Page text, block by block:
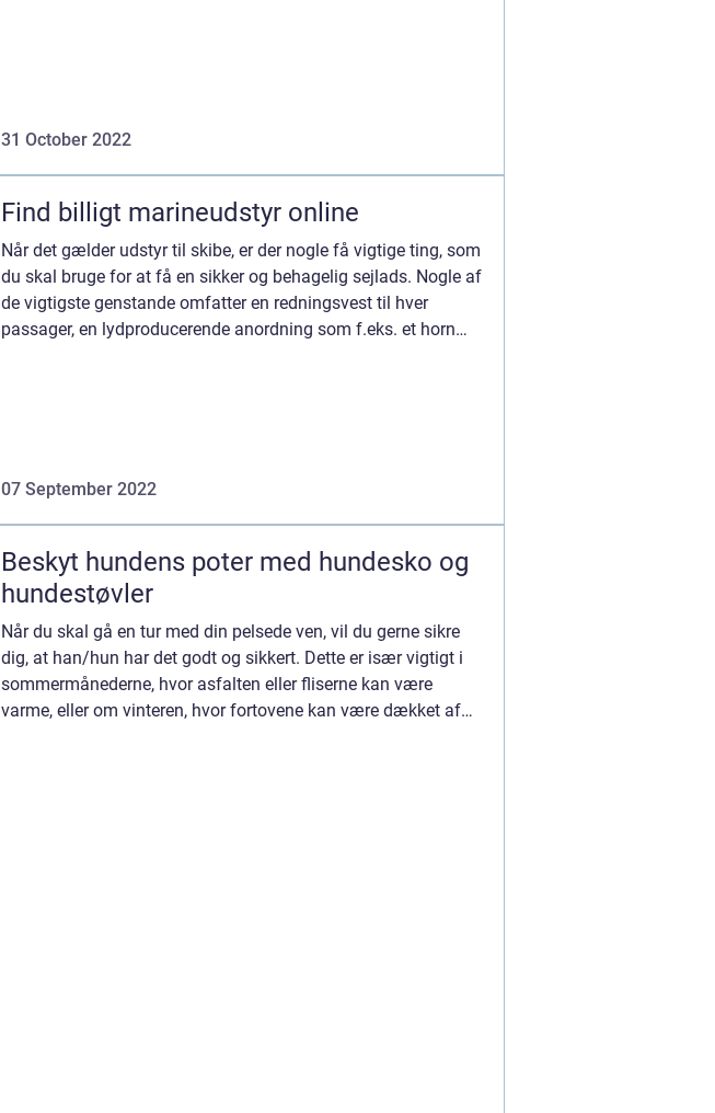
31 October 2022
Find billigt marineudstyr online
Når det gælder udstyr til skibe, er der nogle få vigtige ting, som
du skal bruge for at få en sikker og behagelig sejlads. Nogle af
de vigtigste genstande omfatter en redningsvest til hver
passager, en lydproducerende anordning som f.eks. et horn
07 September 2022
Beskyt hundens poter med hundesko og
hundestøvler
Når du skal gå en tur med din pelsede ven, vil du gerne sikre
dig, at han/hun har det godt og sikkert. Dette er især vigtigt i
sommermånederne, hvor asfalten eller fliserne kan være
varme, eller om vinteren, hvor fortovene kan være dækket af